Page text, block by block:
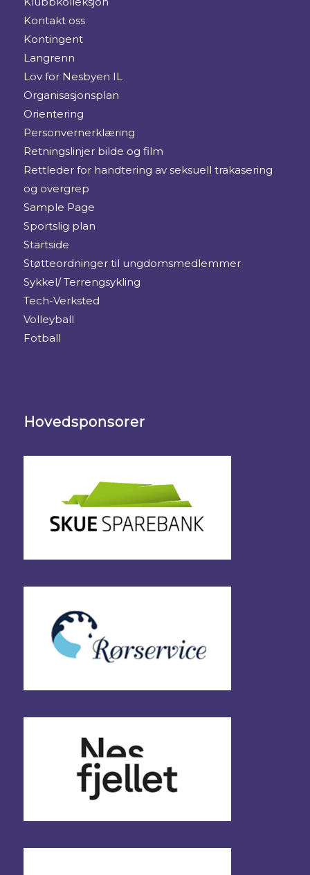
Kontakt oss
Kontingent
Langrenn
Lov for Nesbyen IL
Organisasjonsplan
Orientering
Personvernerklæring
Retningslinjer bilde og film
Rettleder for handtering av seksuell trakasering
og overgrep
Sample Page
Sportslig plan
Startside
Støtteordninger til ungdomsmedlemmer
Sykkel/ Terrengsykling
Tech-Verksted
Volleyball
Fotball
Hovedsponsorer